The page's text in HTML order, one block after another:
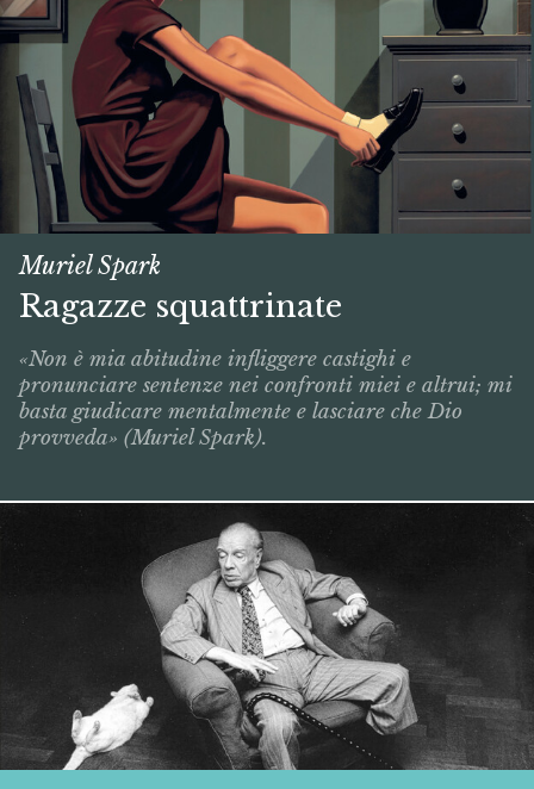
Muriel Spark
Ragazze squattrinate
«Non è mia abitudine infliggere castighi e
pronunciare sentenze nei confronti miei e altrui; mi
basta giudicare mentalmente e lasciare che Dio
provveda» (Muriel Spark).